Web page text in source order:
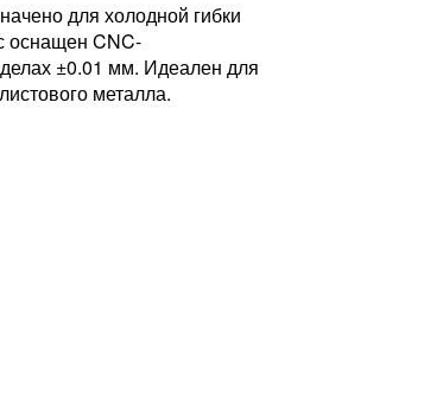
для холодной гибки
оснащен CNC-
±0.01 мм. Идеален для
металла.